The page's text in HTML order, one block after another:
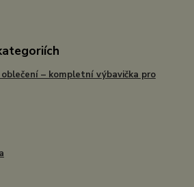
– kompletní výbavička pro